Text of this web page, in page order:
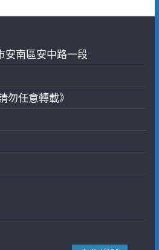
安南區安中路一段
勿任意轉載》